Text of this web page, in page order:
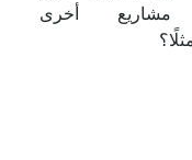
أخرى